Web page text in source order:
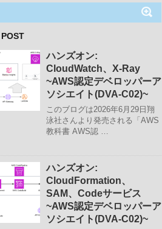
ハンズオン:
CloudWatch、X-Ray
~AWS認定デベロッパーア
ソシエイト(DVA-C02)~
このブログは2026年6月29日翔
泳社さんより発売される「AWS
教科書 AWS認 …
ハンズオン:
CloudFormation、
SAM、Codeサービス
~AWS認定デベロッパーア
ソシエイト(DVA-C02)~